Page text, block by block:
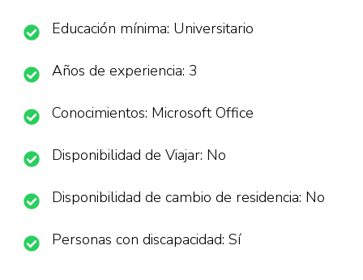
Educación mínima: Universitario
Años de experiencia: 3
Conocimientos: Microsoft Office
Disponibilidad de Viajar: No
Disponibilidad de cambio de residencia: No
Personas con discapacidad: Sí